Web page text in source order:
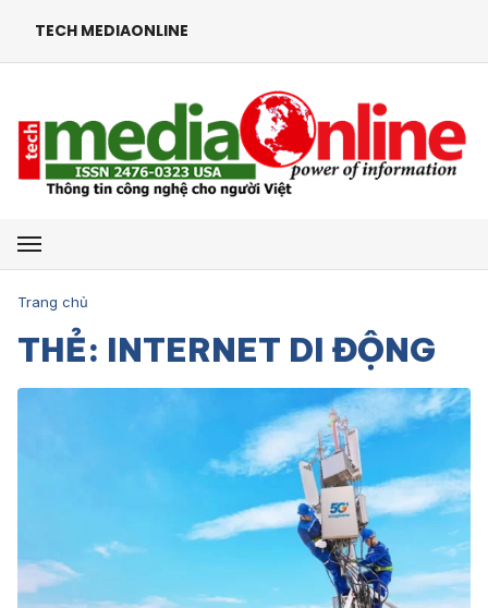
TECH MEDIAONLINE
Mở menu
Trang chủ
THẺ: INTERNET DI ĐỘNG